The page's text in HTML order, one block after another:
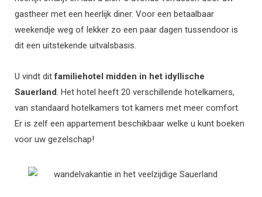
gastheer met een heerlijk diner. Voor een betaalbaar
weekendje weg of lekker zo een paar dagen tussendoor is
dit een uitstekende uitvalsbasis.
U vindt ditfamiliehotel midden in het idyllische
Sauerland. Het hotel heeft 20 verschillende hotelkamers,
van standaard hotelkamers tot kamers met meer comfort.
Er is zelf een appartement beschikbaar welke u kunt boeken
voor uw gezelschap!